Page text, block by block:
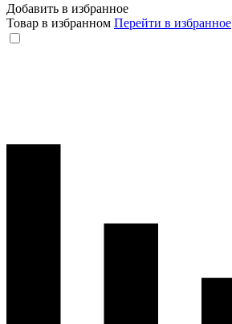
Добавить в избранное
Товар в избранном Перейти в избранное